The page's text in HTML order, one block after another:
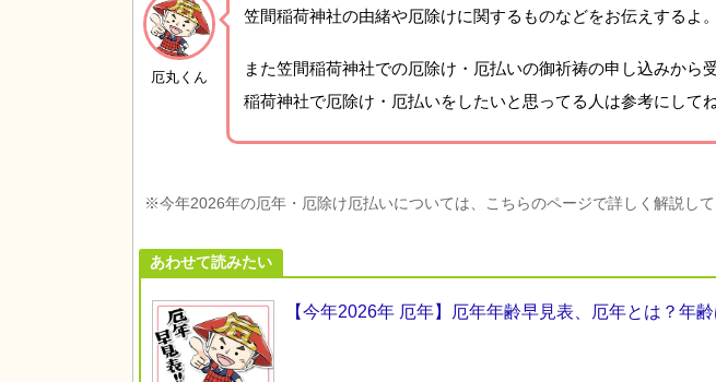
厄丸くん
笠間稲荷神社の由緒や厄除けに関するものなどをお伝えするよ。
また笠間稲荷神社での厄除け・厄払いの御祈祷の申し込みから
稲荷神社で厄除け・厄払いをしたいと思ってる人は参考にしてね
※今年2026年の厄年・厄除け厄払いについては、こちらのページで詳しく解説して
あわせて読みたい
【今年2026年 厄年】厄年年齢早見表、厄年とは？年